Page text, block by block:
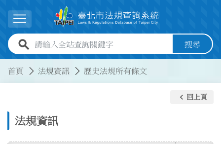
展開選單
全站查詢關鍵字欄位 搜尋
首頁 法規資訊 歷史法規所有條文
法規資訊
keyboard_arrow_left 回上頁